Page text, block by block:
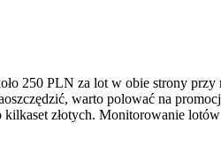
250 PLN za lot w obie strony
warto polować na
złotych. Monitorowanie